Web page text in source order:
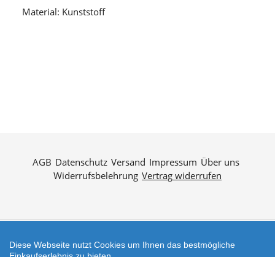
Material: Kunststoff
AGB Datenschutz Versand Impressum Über uns
Widerrufsbelehrung Vertrag widerrufen
Zahlungsarten
Diese Webseite nutzt Cookies um Ihnen das bestmögliche